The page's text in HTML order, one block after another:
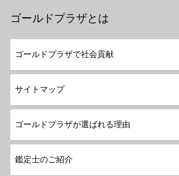
ゴールドプラザとは
ゴールドプラザで社会貢献
サイトマップ
ゴールドプラザが選ばれる理由
鑑定士のご紹介